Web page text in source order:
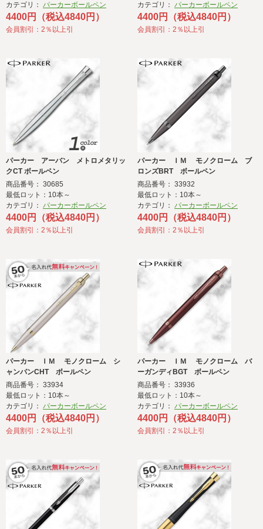
カテゴリ： パーカーボールペン
4400円（税込4840円）
会員割引：2％以上引
カテゴリ： パーカーボールペン
4400円（税込4840円）
会員割引：2％以上引
パーカー アーバン メトロメタリッ
クCT ボールペン
商品番号： 30685
最低ロット：10本～
カテゴリ： パーカーボールペン
4400円（税込4840円）
会員割引：2％以上引
パーカー ＩＭ モノクローム ブ
ロンズBRT ボールペン
商品番号： 33932
最低ロット：10本～
カテゴリ： パーカーボールペン
4400円（税込4840円）
会員割引：2％以上引
パーカー ＩＭ モノクローム シ
ャンパンCHT ボールペン
商品番号： 33934
最低ロット：10本～
カテゴリ： パーカーボールペン
4400円（税込4840円）
会員割引：2％以上引
パーカー ＩＭ モノクローム バ
ーガンディBGT ボールペン
商品番号： 33936
最低ロット：10本～
カテゴリ： パーカーボールペン
4400円（税込4840円）
会員割引：2％以上引